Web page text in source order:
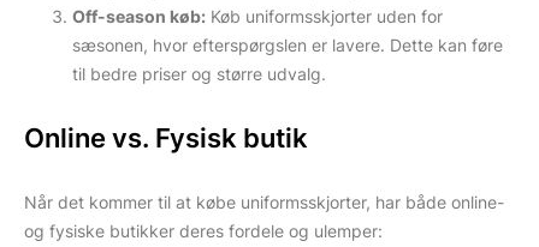
Off-season køb: Køb uniformsskjorter uden for
sæsonen, hvor efterspørgslen er lavere. Dette kan føre
til bedre priser og større udvalg.
Online vs. Fysisk butik
Når det kommer til at købe uniformsskjorter, har både online-
og fysiske butikker deres fordele og ulemper: